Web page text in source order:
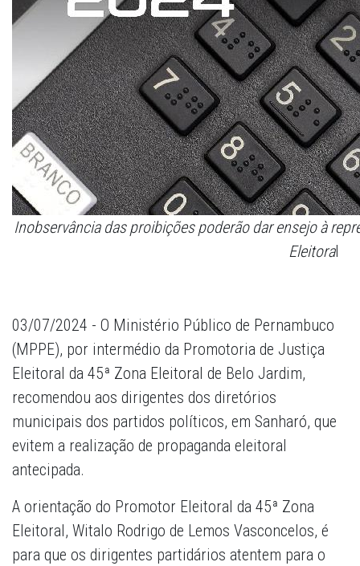
Inobservância das proibições poderão dar ensejo à
Eleitoral
03/07/2024 - O Ministério Público de Pernambuco
(MPPE), por intermédio da Promotoria de Justiça
Eleitoral da 45ª Zona Eleitoral de Belo Jardim,
recomendou aos dirigentes dos diretórios
municipais dos partidos políticos, em Sanharó, que
evitem a realização de propaganda eleitoral
antecipada.
A orientação do Promotor Eleitoral da 45ª Zona
Eleitoral, Witalo Rodrigo de Lemos Vasconcelos, é
para que os dirigentes partidários atentem para o